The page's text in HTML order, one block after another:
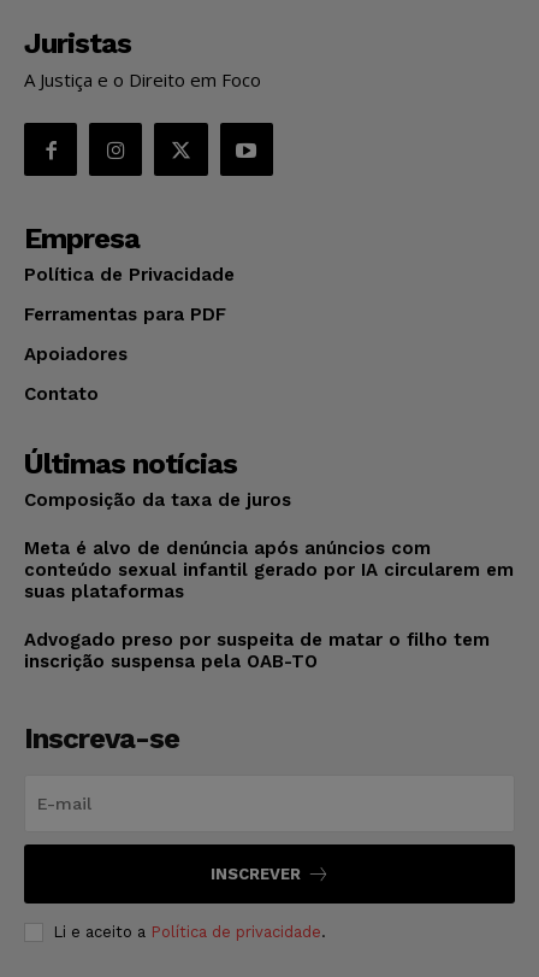
Juristas
A Justiça e o Direito em Foco
Empresa
Política de Privacidade
Ferramentas para PDF
Apoiadores
Contato
Últimas notícias
Composição da taxa de juros
Meta é alvo de denúncia após anúncios com
conteúdo sexual infantil gerado por IA circularem em
suas plataformas
Advogado preso por suspeita de matar o filho tem
inscrição suspensa pela OAB-TO
Inscreva-se
INSCREVER
Li e aceito a Política de privacidade.